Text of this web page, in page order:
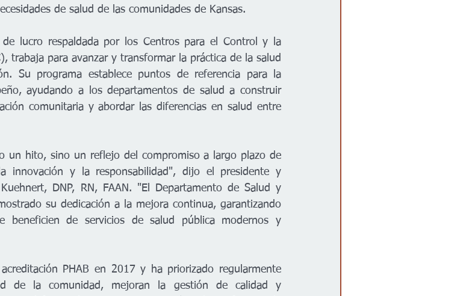
de salud de las comunidades de Kansas.
de lucro respaldada por los Centros para el Control y la
trabaja para avanzar y transformar la práctica de la salud
Su programa establece puntos de referencia para la
ayudando a los departamentos de salud a construir
comunitaria y abordar las diferencias en salud entre
un hito, sino un reflejo del compromiso a largo plazo de
innovación y la responsabilidad", dijo el presidente y
DNP, RN, FAAN. "El Departamento de Salud y
su dedicación a la mejora continua, garantizando
beneficien de servicios de salud pública modernos y
PHAB en 2017 y ha priorizado regularmente
de la comunidad, mejoran la gestión de calidad y